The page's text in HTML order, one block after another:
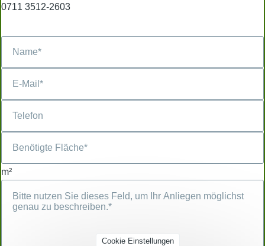
0711 3512-2603
m²
Cookie Einstellungen